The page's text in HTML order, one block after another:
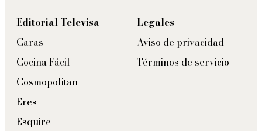
Editorial Televisa
Caras
Cocina Fácil
Cosmopolitan
Eres
Esquire
Legales
Aviso de privacidad
Términos de servicio